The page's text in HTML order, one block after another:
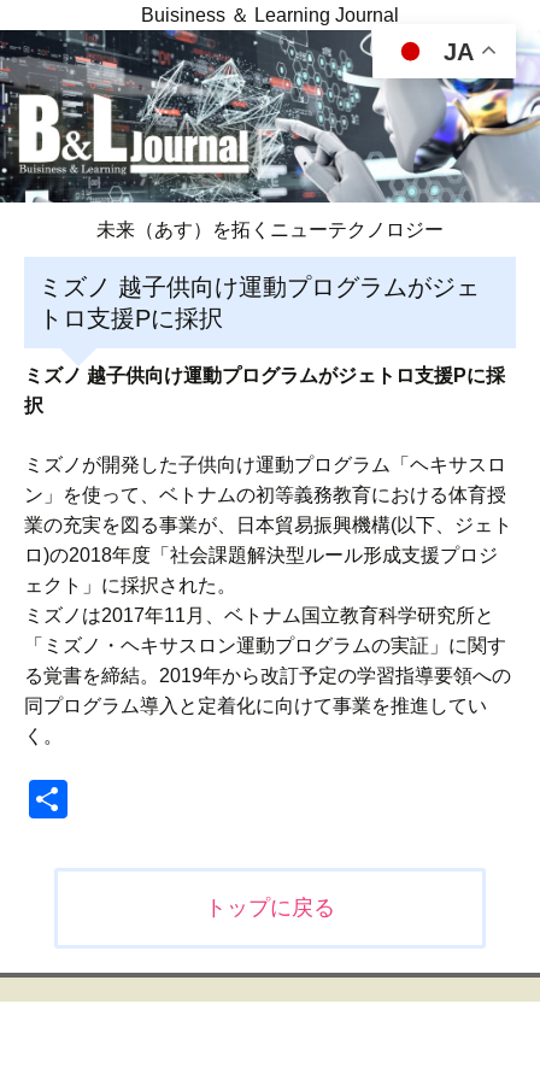
Buisiness ＆ Learning Journal
未来（あす）を拓くニューテクノロジー
ミズノ 越子供向け運動プログラムがジェ
トロ支援Pに採択
ミズノ 越子供向け運動プログラムがジェトロ支援Pに採
択
ミズノが開発した子供向け運動プログラム「ヘキサスロ
ン」を使って、ベトナムの初等義務教育における体育授
業の充実を図る事業が、日本貿易振興機構(以下、ジェト
ロ)の2018年度「社会課題解決型ルール形成支援プロジ
ェクト」に採択された。
ミズノは2017年11月、ベトナム国立教育科学研究所と
「ミズノ・ヘキサスロン運動プログラムの実証」に関す
る覚書を締結。2019年から改訂予定の学習指導要領への
同プログラム導入と定着化に向けて事業を推進してい
く。
ビ
ゲ
トップに戻る
JA